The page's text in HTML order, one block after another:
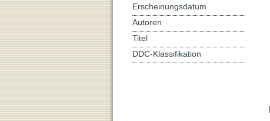
Erscheinungsdatum
Autoren
Titel
DDC-Klassifikation